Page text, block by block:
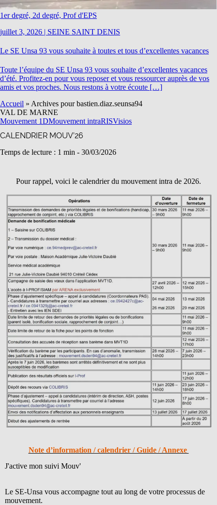
1er degré, 2d degré, Prof d'EPS
juillet 3, 2026 | SEINE SAINT DENIS
Le SE Unsa 93 vous souhaite à toutes et tous d’excellentes vacances
Toute l’équipe du SE Unsa 93 vous souhaite d’excellentes vacances
d’été. Profitez-en pour vous reposer et vous ressourcer auprès de vos
amis et vos proches. Nous restons à votre écoute […]
Accueil » Archives pour bastien.diaz.seunsa94
VAL DE MARNE
Mouvement 1DMouvement intraRISVisios
CALENDRIER MOUV’26
Temps de lecture : 1 min - 30/03/2026
Pour rappel, voici le calendrier du mouvement intra de 2026.
Note d’information / calendrier / Guide / Annexe
J'active mon suivi Mouv'
Le SE-Unsa vous accompagne tout au long de votre processus de
mouvement.